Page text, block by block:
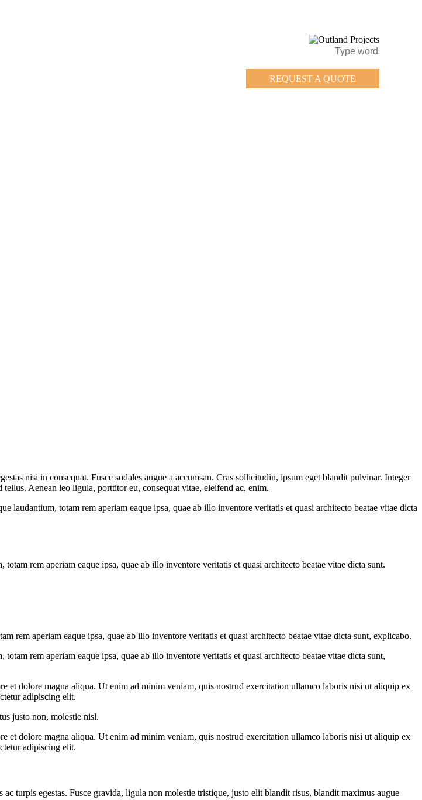
REQUEST A QUOTE
nisi in consequat. Fusce sodales augue a accumsan. Cras sollicitudin, ipsum eget blandit pulvinar. Integer
Aenean leo ligula, porttitor eu, consequat vitae, eleifend ac, enim.
laudantium, totam rem aperiam eaque ipsa, quae ab illo inventore veritatis et quasi architecto beatae vitae dicta
rem aperiam eaque ipsa, quae ab illo inventore veritatis et quasi architecto beatae vitae dicta sunt.
rem aperiam eaque ipsa, quae ab illo inventore veritatis et quasi architecto beatae vitae dicta sunt, explicabo.
rem aperiam eaque ipsa, quae ab illo inventore veritatis et quasi architecto beatae vitae dicta sunt,
et dolore magna aliqua. Ut enim ad minim veniam, quis nostrud exercitation ullamco laboris nisi ut aliquip ex
adipiscing elit.
justo non, molestie nisl.
et dolore magna aliqua. Ut enim ad minim veniam, quis nostrud exercitation ullamco laboris nisi ut aliquip ex
adipiscing elit.
turpis egestas. Fusce gravida, ligula non molestie tristique, justo elit blandit risus, blandit maximus augue